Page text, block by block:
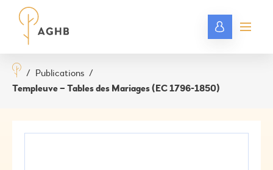
/ Publications /
Templeuve – Tables des Mariages (EC 1796-1850)